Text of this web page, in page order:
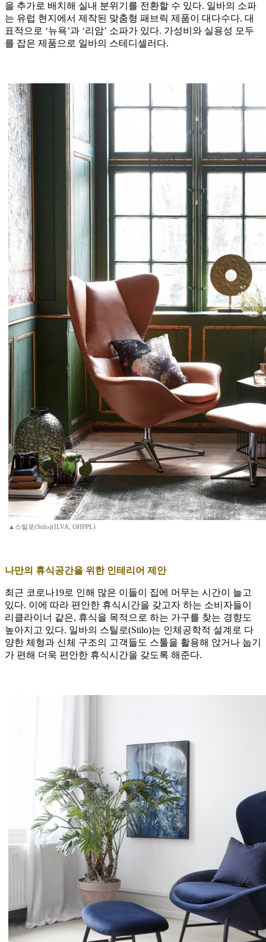
을 추가로 배치해 실내 분위기를 전환할 수 있다. 일바의 소파
는 유럽 현지에서 제작된 맞춤형 패브릭 제품이 대다수다. 대
표적으로 ‘뉴욕’과 ‘리암’ 소파가 있다. 가성비와 실용성 모두
를 잡은 제품으로 일바의 스테디셀러다.
▲스틸로(Stilo)(ILVA, OHPPL)
나만의 휴식공간을 위한 인테리어 제안
최근 코로나19로 인해 많은 이들이 집에 머무는 시간이 늘고
있다. 이에 따라 편안한 휴식시간을 갖고자 하는 소비자들이
리클라이너 같은, 휴식을 목적으로 하는 가구를 찾는 경향도
높아지고 있다. 일바의 스틸로(Stilo)는 인체공학적 설계로 다
양한 체형과 신체 구조의 고객들도 스툴을 활용해 앉거나 눕기
가 편해 더욱 편안한 휴식시간을 갖도록 해준다.